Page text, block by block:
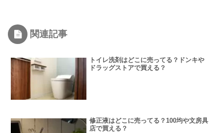
関連記事
トイレ洗剤はどこに売ってる？ドンキや
ドラッグストアで買える？
修正液はどこに売ってる？100均や文房具
店で買える？